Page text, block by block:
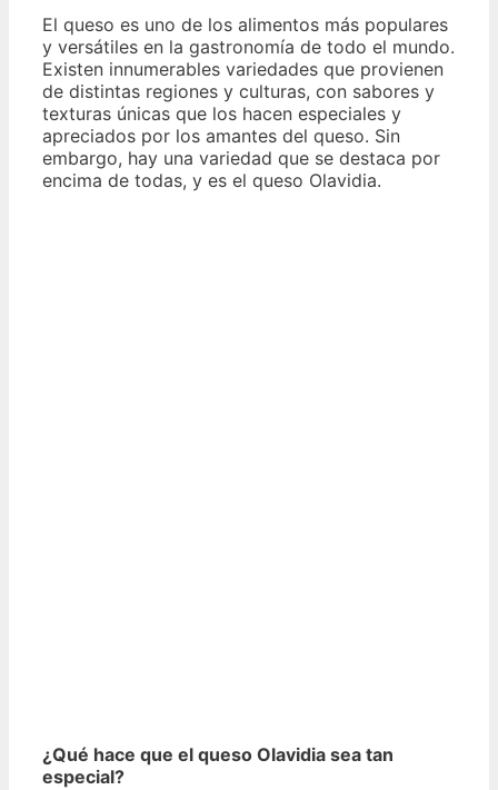
El queso es uno de los alimentos más populares
y versátiles en la gastronomía de todo el mundo.
Existen innumerables variedades que provienen
de distintas regiones y culturas, con sabores y
texturas únicas que los hacen especiales y
apreciados por los amantes del queso. Sin
embargo, hay una variedad que se destaca por
encima de todas, y es el queso Olavidia.
¿Qué hace que el queso Olavidia sea tan
especial?